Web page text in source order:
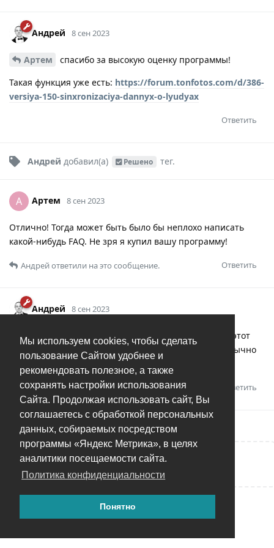
Мы используем cookies, чтобы сделать
пользование Сайтом удобнее и
рекомендовать полезное, а также
сохранять настройки использования
Сайта. Продолжая использовать сайт, Вы
соглашаетесь с обработкой персональных
данных, собираемых посредством
программы «Яндекс Метрика», в целях
аналитики посещаемости сайта.
Политика конфиденциальности
Понятно
Андрей 8 сен 2023
Артем
спасибо за высокую оценку программы!
Такая функция уже есть: https://forum.tonfotos.com/d/386-
versiya-150-sinxronizaciya-dannyx-o-lyudyax
Ответить
Андрей добавил(а) Решено тег.
А Артем 8 сен 2023
Отлично! Тогда может быть было бы неплохо написать
какой-нибудь FAQ. Не зря я купил вашу программу!
Ответить
Андрейответили на это сообщение.
Андрей 8 сен 2023
Артем если бы еще эти FAQ кто-то читал
А этот
конкретно вопрос не очень частый, кстати, в FAQ обычно
Ответить
Написать ответ...